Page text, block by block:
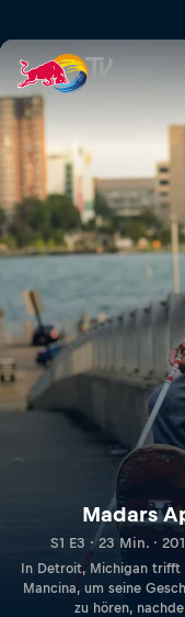
Madars
Madars
S1 E3 · 23 Min. ·
In Detroit, Michigan trifft
Mancina, um seine
zu hören,